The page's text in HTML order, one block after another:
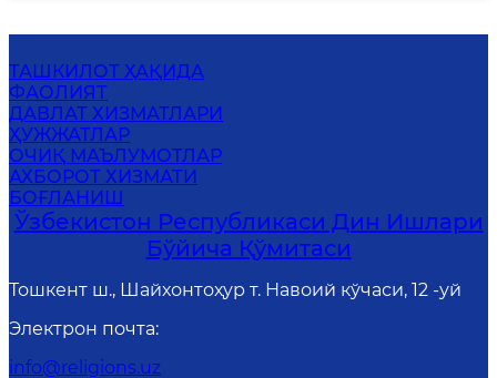
ТАШКИЛОТ ҲАҚИДА
ФАОЛИЯТ
ДАВЛАТ ХИЗМАТЛАРИ
ҲУЖЖАТЛАР
ОЧИҚ МАЪЛУМОТЛАР
АХБОРОТ ХИЗМАТИ
БОҒЛАНИШ
Ўзбекистон Республикаси Дин Ишлари
Бўйича Қўмитаси
Тошкент ш., Шайхонтоҳур т. Навоий кўчаси, 12 -уй
Электрон почта:
info@religions.uz